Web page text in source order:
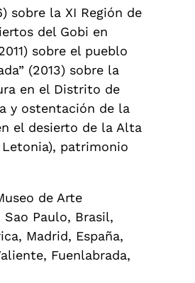
sobre la XI Región de
del Gobi en
sobre el pueblo
(2013) sobre la
en el Distrito de
y ostentación de la
el desierto de la Alta
patrimonio
de Arte
Paulo, Brasil,
Madrid, España,
Fuenlabrada,